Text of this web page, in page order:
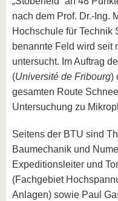
nach dem Prof. Dr.-Ing.
Hochschule für Technik
benannte Feld wird seit
untersucht. Im Auftrag
(Université de Fribourg)
gesamten Route
Untersuchung zu
Seitens der BTU sind
Baumechanik und
Expeditionsleiter und
(Fachgebiet
Anlagen) sowie Paul